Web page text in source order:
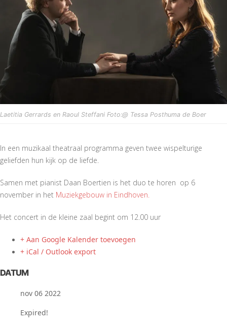
Laetitia Gerrards en Raoul Steffani Foto:@ Tessa Posthuma de Boer
In een muzikaal theatraal programma geven twee wispelturige
geliefden hun kijk op de liefde.
Samen met pianist Daan Boertien is het duo te horen op 6
november in het Muziekgebouw in Eindhoven.
Het concert in de kleine zaal begint om 12.00 uur
+ Aan Google Kalender toevoegen
+ iCal / Outlook export
DATUM
nov 06 2022
Expired!